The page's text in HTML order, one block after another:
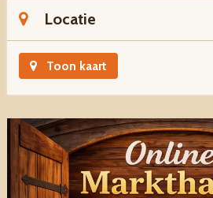
Locatie
Toon kaart